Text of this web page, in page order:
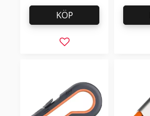
Lägg till i favoriter
KÖP